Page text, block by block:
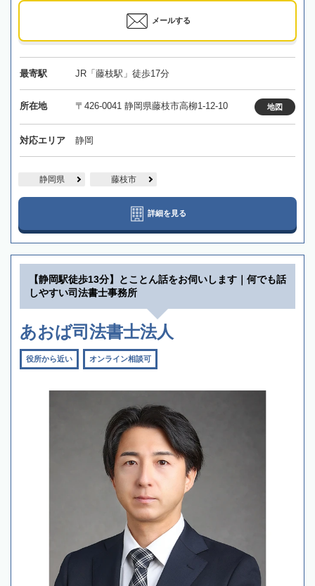
メールする
最寄駅 JR「藤枝駅」徒歩17分
所在地 〒426-0041 静岡県藤枝市高柳1-12-10 地図
対応エリア 静岡
静岡県 藤枝市
詳細を見る
【静岡駅徒歩13分】とことん話をお伺いします｜何でも話
しやすい司法書士事務所
あおば司法書士法人
役所から近い オンライン相談可